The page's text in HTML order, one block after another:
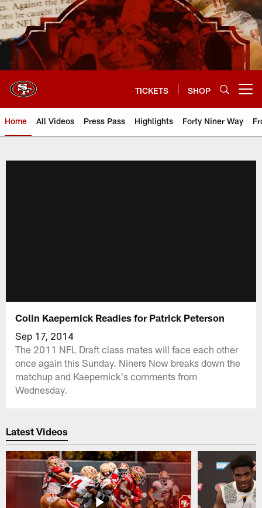
Skip
to
main
content
TICKETS SHOP
Home All Videos Press Pass Highlights Forty Niner Way
Colin Kaepernick Readies for Patrick Peterson
Sep 17, 2014
The 2011 NFL Draft class mates will face each other
once again this Sunday. Niners Now breaks down the
matchup and Kaepernick's comments from
Wednesday.
Latest Videos